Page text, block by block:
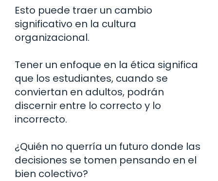
Esto puede traer un cambio
significativo en la cultura
organizacional.
Tener un enfoque en la ética significa
que los estudiantes, cuando se
conviertan en adultos, podrán
discernir entre lo correcto y lo
incorrecto.
¿Quién no querría un futuro donde las
decisiones se tomen pensando en el
bien colectivo?